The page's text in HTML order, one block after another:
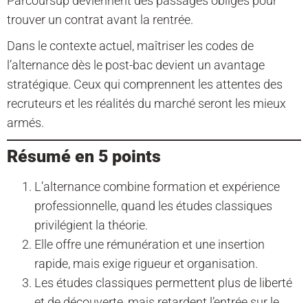
trouver un contrat avant la rentrée.
Dans le contexte actuel, maîtriser les codes de
l’alternance dès le post-bac devient un avantage
stratégique. Ceux qui comprennent les attentes des
recruteurs et les réalités du marché seront les mieux
armés.
Résumé en 5 points
L’alternance combine formation et expérience
professionnelle, quand les études classiques
privilégient la théorie.
Elle offre une rémunération et une insertion
rapide, mais exige rigueur et organisation.
Les études classiques permettent plus de liberté